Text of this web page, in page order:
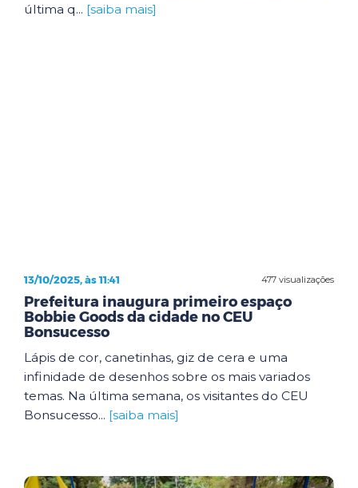
última q... [saiba mais]
477 visualizações
13/10/2025, às 11:41
Prefeitura inaugura primeiro espaço
Bobbie Goods da cidade no CEU
Bonsucesso
Lápis de cor, canetinhas, giz de cera e uma
infinidade de desenhos sobre os mais variados
temas. Na última semana, os visitantes do CEU
Bonsucesso... [saiba mais]